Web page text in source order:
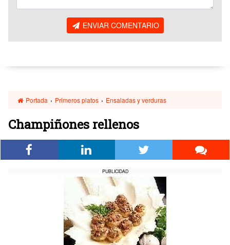
ENVIAR COMENTARIO
Portada › Primeros platos › Ensaladas y verduras
Champiñones rellenos
PUBLICIDAD